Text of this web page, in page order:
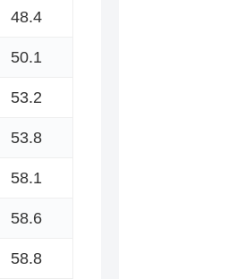
48.4
50.1
53.2
53.8
58.1
58.6
58.8